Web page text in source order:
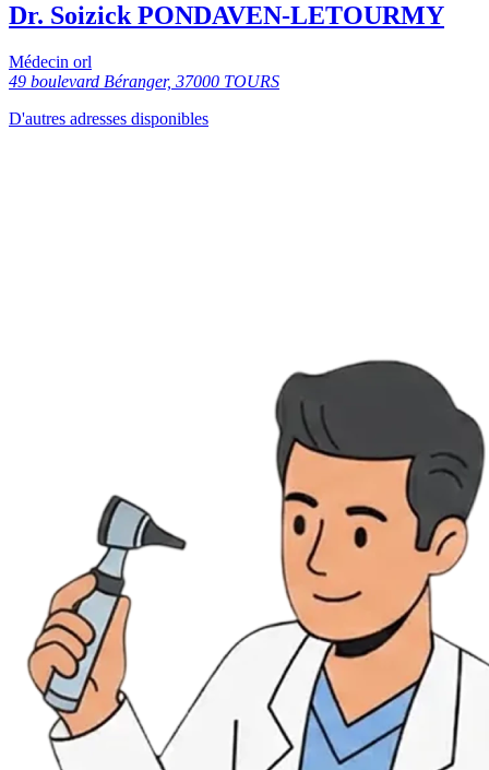
Dr. Soizick PONDAVEN-LETOURMY
Médecin orl
49 boulevard Béranger, 37000 TOURS
D'autres adresses disponibles